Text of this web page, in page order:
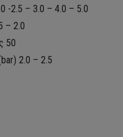
-2.5 – 3.0 – 4.0 – 5.0
– 2.0
50
2.0 – 2.5